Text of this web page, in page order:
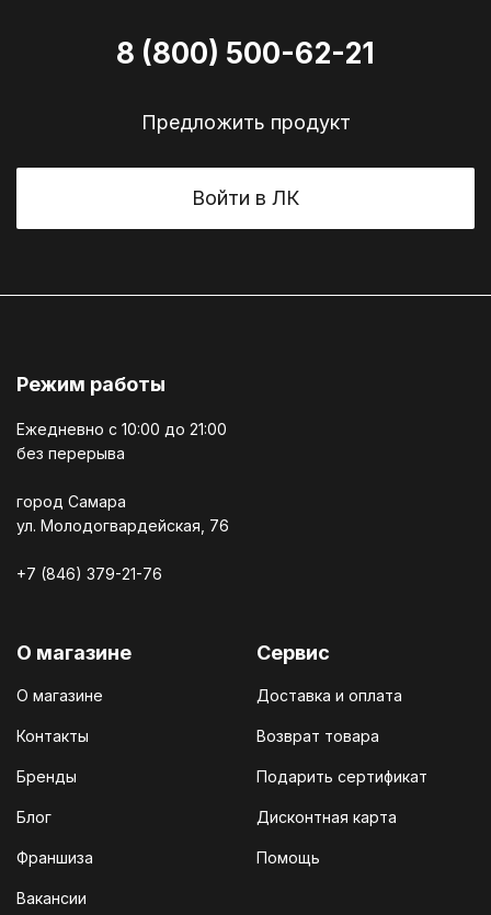
8 (800) 500-62-21
Предложить продукт
Войти в ЛК
Режим работы
Ежедневно c 10:00 до 21:00
без перерыва
город Самара
ул. Молодогвардейская, 76
+7 (846) 379-21-76
О магазине
О магазине
Контакты
Бренды
Блог
Франшиза
Вакансии
Сервис
Доставка и оплата
Возврат товара
Подарить сертификат
Дисконтная карта
Помощь